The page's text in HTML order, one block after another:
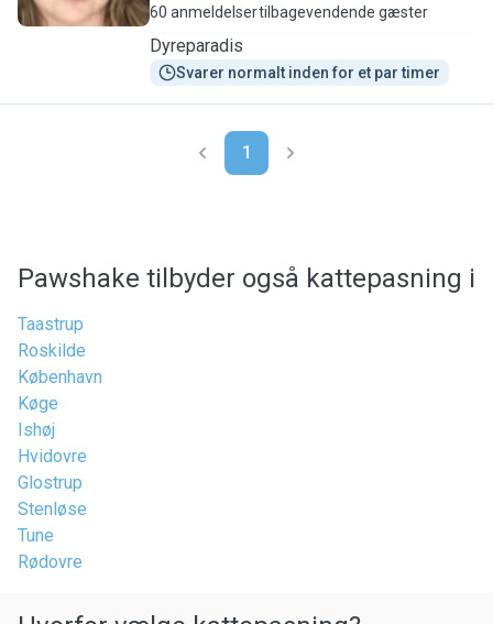
60 anmeldelsertilbagevendende gæster
Dyreparadis
Svarer normalt inden for et par timer
1
Pawshake tilbyder også kattepasning i
Taastrup
Roskilde
København
Køge
Ishøj
Hvidovre
Glostrup
Stenløse
Tune
Rødovre